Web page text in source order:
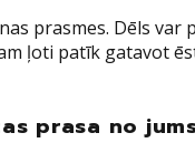
prasmes. Dēls
ļoti patīk gatavot
prasa no